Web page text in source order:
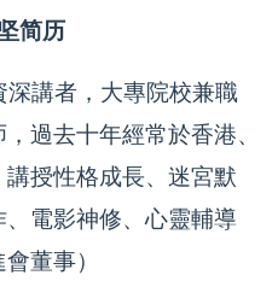
简历
講者，大專院校兼職
過去十年經常於香港、
授性格成長、迷宮默
電影神修、心靈輔導
董事）